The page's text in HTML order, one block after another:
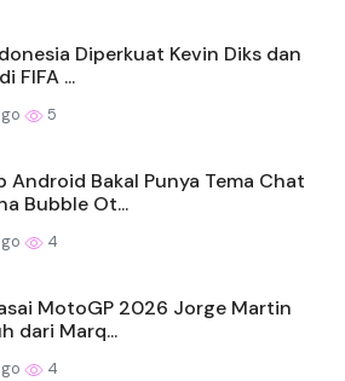
Diperkuat Kevin Diks dan
FIFA ...
5
Android Bakal Punya Tema Chat
Bubble Ot...
4
MotoGP 2026 Jorge Martin
dari Marq...
4